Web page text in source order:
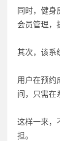
同时，健身
会员管理，
其次，该系
用户在预约
间，只需在
这样一来，
担。